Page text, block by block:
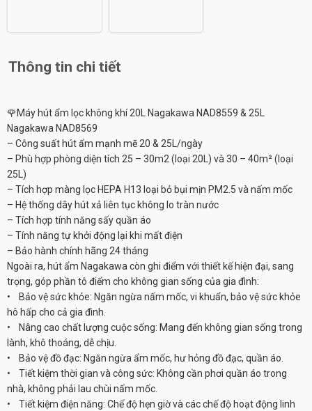
Thông tin chi tiết
🌹Máy hút ẩm lọc không khí 20L Nagakawa NAD8559 & 25L
Nagakawa NAD8569
– Công suất hút ẩm mạnh mẽ 20 & 25L/ngày
– Phù hợp phòng diện tích 25 – 30m2 (loại 20L) và 30 – 40m² (loại
25L)
– Tích hợp màng lọc HEPA H13 loại bỏ bụi mịn PM2.5 và nấm mốc
– Hệ thống dây hút xả liên tục không lo tràn nước
– Tích hợp tính năng sấy quần áo
– Tính năng tự khởi động lại khi mất điện
– Bảo hành chính hãng 24 tháng
Ngoài ra, hút ẩm Nagakawa còn ghi điểm với thiết kế hiện đại, sang
trọng, góp phần tô điểm cho không gian sống của gia đình:
• Bảo vệ sức khỏe: Ngăn ngừa nấm mốc, vi khuẩn, bảo vệ sức khỏe
hô hấp cho cả gia đình.
• Nâng cao chất lượng cuộc sống: Mang đến không gian sống trong
lành, khô thoáng, dễ chịu.
• Bảo vệ đồ đạc: Ngăn ngừa ẩm mốc, hư hỏng đồ đạc, quần áo.
• Tiết kiệm thời gian và công sức: Không cần phơi quần áo trong
nhà, không phải lau chùi nấm mốc.
• Tiết kiệm điện năng: Chế độ hẹn giờ và các chế độ hoạt động linh